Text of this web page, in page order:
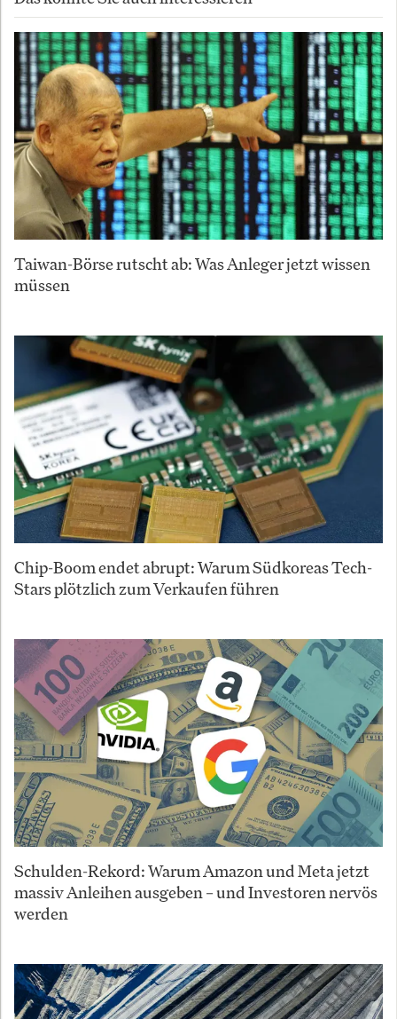
Taiwan-Börse rutscht ab: Was Anleger jetzt wissen
müssen
Chip-Boom endet abrupt: Warum Südkoreas Tech-
Stars plötzlich zum Verkaufen führen
Schulden-Rekord: Warum Amazon und Meta jetzt
massiv Anleihen ausgeben – und Investoren nervös
werden